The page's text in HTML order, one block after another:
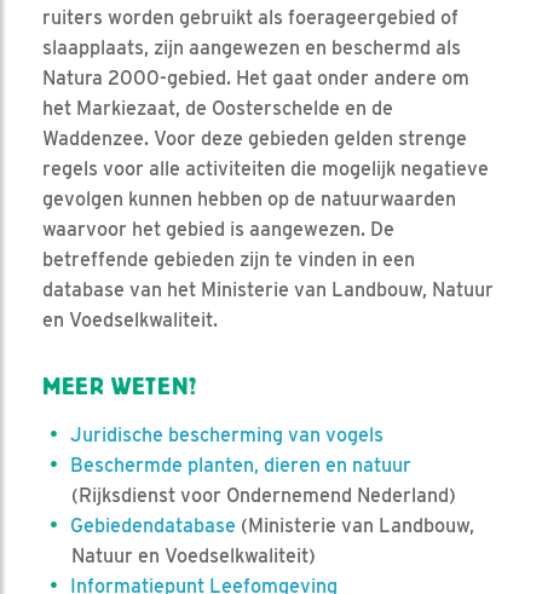
ruiters worden gebruikt als foerageergebied of
slaapplaats, zijn aangewezen en beschermd als
Natura 2000-gebied. Het gaat onder andere om
het Markiezaat, de Oosterschelde en de
Waddenzee. Voor deze gebieden gelden strenge
regels voor alle activiteiten die mogelijk negatieve
gevolgen kunnen hebben op de natuurwaarden
waarvoor het gebied is aangewezen. De
betreffende gebieden zijn te vinden in een
database van het Ministerie van Landbouw, Natuur
en Voedselkwaliteit.
MEER WETEN?
Juridische bescherming van vogels
Beschermde planten, dieren en natuur
(Rijksdienst voor Ondernemend Nederland)
Gebiedendatabase (Ministerie van Landbouw,
Natuur en Voedselkwaliteit)
Informatiepunt Leefomgeving